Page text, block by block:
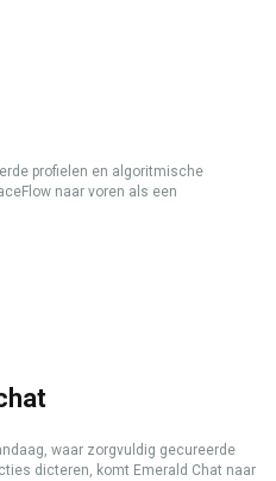
profielen en algoritmische
naar voren als een
waar zorgvuldig gecureerde
dicteren, komt Emerald Chat naar